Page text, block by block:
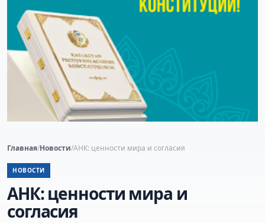
Главная/Новости/АНК: ценности мира и согласия
НОВОСТИ
АНК: ценности мира и
согласия